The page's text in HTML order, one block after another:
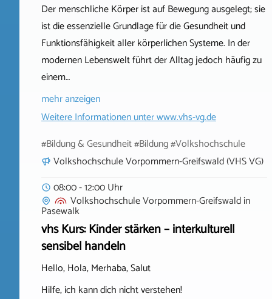
Der menschliche Körper ist auf Bewegung ausgelegt; sie
ist die essenzielle Grundlage für die Gesundheit und
Funktionsfähigkeit aller körperlichen Systeme. In der
modernen Lebenswelt führt der Alltag jedoch häufig zu
einem…
mehr anzeigen
Weitere Informationen unterwww.vhs-vg.de
#Bildung & Gesundheit #Bildung #Volkshochschule
Volkshochschule Vorpommern-Greifswald (VHS VG)
08:00 - 12:00 Uhr
Volkshochschule Vorpommern-Greifswaldin
Pasewalk
vhs Kurs: Kinder stärken – interkulturell
sensibel handeln
Hello, Hola, Merhaba, Salut
Hilfe, ich kann dich nicht verstehen!